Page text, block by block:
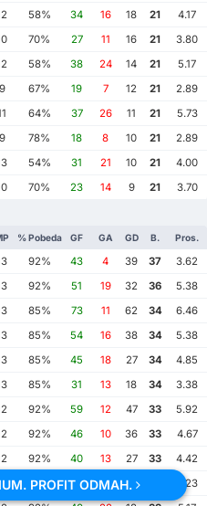
58% 34 16 18 21
4.17
70% 27 11 16 21
3.80
58% 38 24 14 21
5.17
9 67% 19 7 12 21
2.89
64% 37 26 11 21
5.73
II
9 78% 18 8 10 21
2.89
54% 31 21 10 21
4.00
70% 23 14 9 21 3.70
% Pobeda GF GA GD B. Pros.
92% 43 4 39 37
3.62
92% 51 19 32 36
5.38
85% 73 11 62 34
6.46
85% 54 16 38 34
5.38
Guerrero
85% 45 18 27 34
4.85
85% 31 13 18 34
3.38
92% 59 12 47 33
5.92
92% 46 10 36 33
4.67
92% 40 13 27 33
4.42
85% 33 9 24
3.23
PROFIT ODMAH.